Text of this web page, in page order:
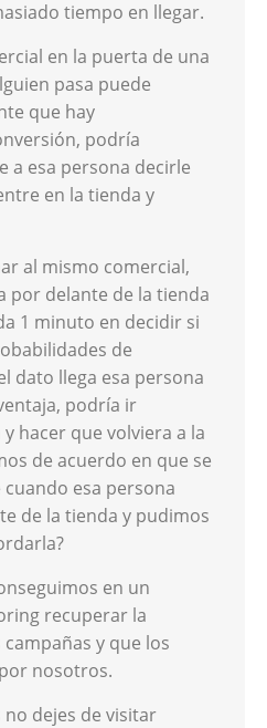
tiempo en llegar.
en la puerta de una
pasa puede
que hay
podría
a esa persona decirle
en la tienda y
al mismo comercial,
por delante de la tienda
1 minuto en decidir si
de
dato llega esa persona
podría ir
hacer que volviera a la
de acuerdo en que se
esa persona
de la tienda y pudimos
en un
recuperar la
y que los
nosotros.
no dejes de visitar